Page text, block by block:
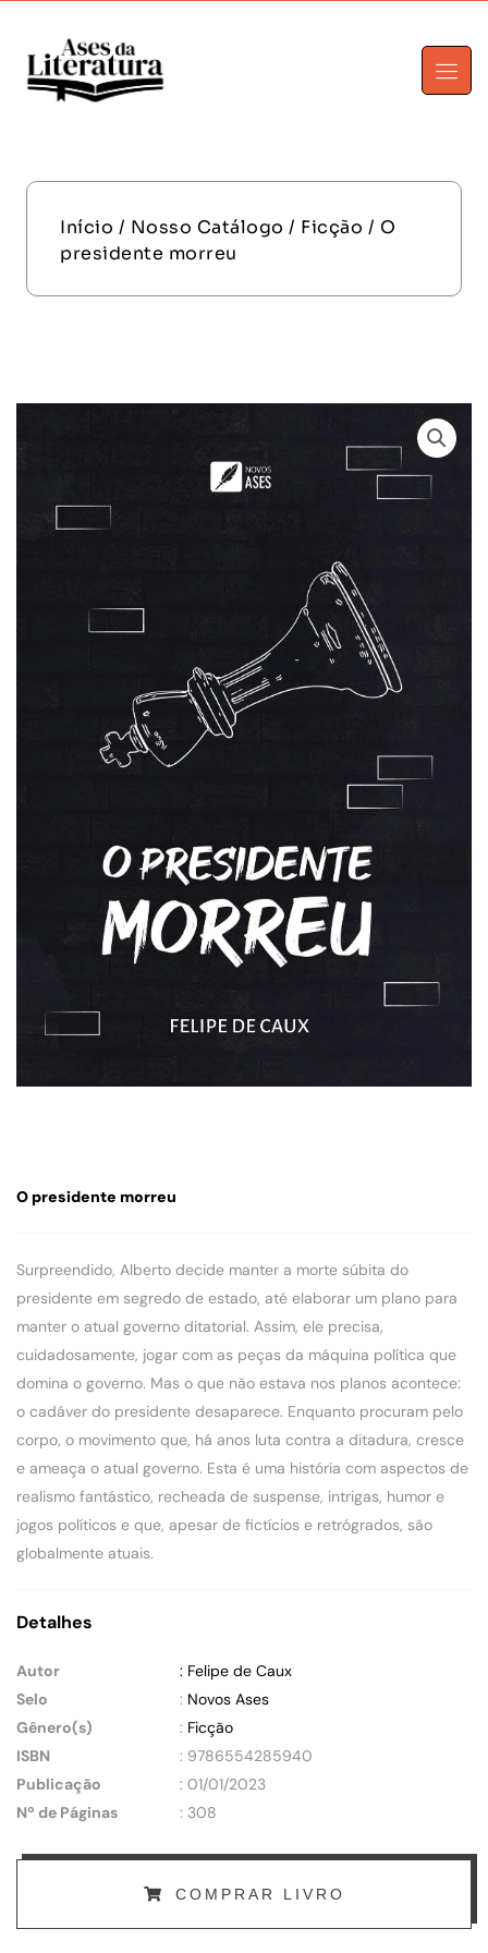
Início / Nosso Catálogo / Ficção / O
presidente morreu
O presidente morreu
Surpreendido, Alberto decide manter a morte súbita do
presidente em segredo de estado, até elaborar um plano para
manter o atual governo ditatorial. Assim, ele precisa,
cuidadosamente, jogar com as peças da máquina política que
domina o governo. Mas o que não estava nos planos acontece:
o cadáver do presidente desaparece. Enquanto procuram pelo
corpo, o movimento que, há anos luta contra a ditadura, cresce
e ameaça o atual governo. Esta é uma história com aspectos de
realismo fantástico, recheada de suspense, intrigas, humor e
jogos políticos e que, apesar de fictícios e retrógrados, são
globalmente atuais.
Detalhes
Autor
: Felipe de Caux
Selo
: Novos Ases
Gênero(s)
: Ficção
ISBN
: 9786554285940
Publicação
: 01/01/2023
Nº de Páginas
: 308
COMPRAR LIVRO